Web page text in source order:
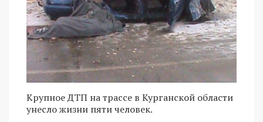
Крупное ДТП на трассе в Курганской области
унесло жизни пяти человек.